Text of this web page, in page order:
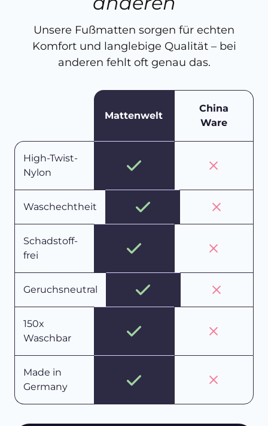
Unsere Fußmatten sorgen für echten
Komfort und langlebige Qualität – bei
anderen fehlt oft genau das.
Mattenwelt
China
Ware
High-Twist-
Nylon
Waschechtheit
Schadstoff-
frei
Geruchsneutral
150x
Waschbar
Made in
Germany